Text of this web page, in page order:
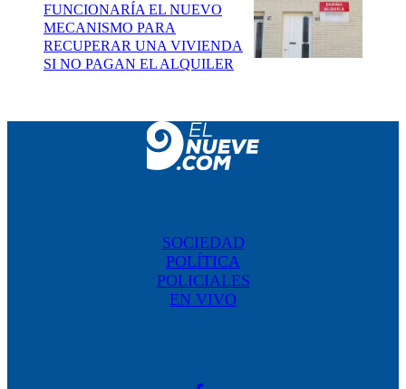
FUNCIONARÍA EL NUEVO
MECANISMO PARA
RECUPERAR UNA VIVIENDA
SI NO PAGAN EL ALQUILER
SOCIEDAD
POLÍTICA
POLICIALES
EN VIVO